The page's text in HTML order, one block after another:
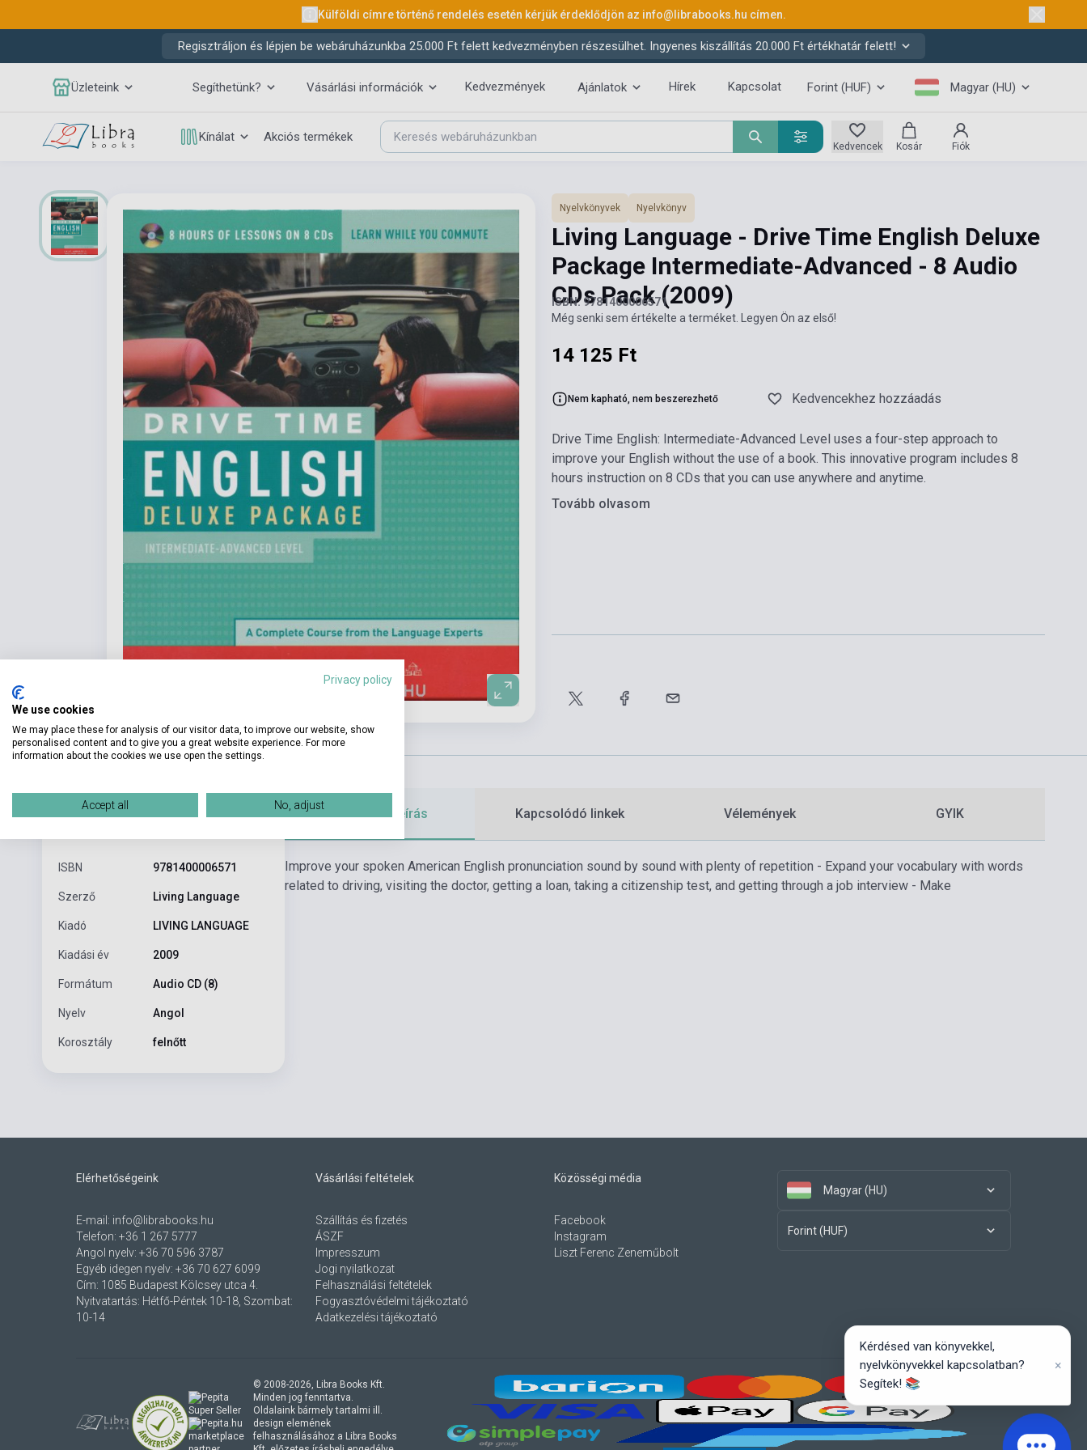
Külföldi címre történő rendelés esetén kérjük érdeklődjön az info@librabooks.hu címen.
Regisztráljon és lépjen be webáruházunkba 25.000 Ft felett kedvezményben részesülhet. Ingyenes kiszállítás 20.000 Ft értékhatár felett!
Üzleteink Segíthetünk? Vásárlási információk Kedvezmények Ajánlatok Hírek Kapcsolat Forint (HUF) Magyar (HU)
Kínálat Akciós termékek
Kedvencek Kosár Fiók
Nyelvkönyvek Nyelvkönyv
Living Language - Drive Time English Deluxe
Package Intermediate-Advanced - 8 Audio
CDs Pack(2009)
ISBN: 9781400006571
Még senki sem értékelte a terméket. Legyen Ön az első!
14 125 Ft
Nem kapható, nem beszerezhető Kedvencekhez hozzáadás
Drive Time English: Intermediate-Advanced Level uses a four-step approach to
improve your English without the use of a book. This innovative program includes 8
hours instruction on 8 CDs that you can use anywhere and anytime.
Tovább olvasom
Termékjellemzők
ISBN 9781400006571
Szerző Living Language
Kiadó LIVING LANGUAGE
Kiadási év 2009
Formátum Audio CD (8)
Nyelv Angol
Korosztály felnőtt
Részletes leírás Kapcsolódó linkek Vélemények GYIK
Improve your spoken American English pronunciation sound by sound with plenty of repetition - Expand your vocabulary with words
related to driving, visiting the doctor, getting a loan, taking a citizenship test, and getting through a job interview - Make
Elérhetőségeink
E-mail: info@librabooks.hu
Telefon: +36 1 267 5777
Angol nyelv: +36 70 596 3787
Egyéb idegen nyelv: +36 70 627 6099
Cím: 1085 Budapest Kölcsey utca 4.
Nyitvatartás: Hétfő-Péntek 10-18, Szombat:
10-14
Vásárlási feltételek
Szállítás és fizetés
ÁSZF
Impresszum
Jogi nyilatkozat
Felhasználási feltételek
Fogyasztóvédelmi tájékoztató
Adatkezelési tájékoztató
Közösségi média
Facebook
Instagram
Liszt Ferenc Zeneműbolt
Magyar (HU)
Forint (HUF)
© 2008-2026 , Libra Books Kft.
Minden jog fenntartva.
Oldalaink bármely tartalmi ill.
design elemének
felhasználásához a Libra Books
marketplace
Privacy policy
We use cookies
We may place these for analysis of our visitor data, to improve our website, show
personalised content and to give you a great website experience. For more
information about the cookies we use open the settings.
Accept all No, adjust
Kérdésed van könyvekkel,
nyelvkönyvekkel kapcsolatban?
Segítek! 📚
×